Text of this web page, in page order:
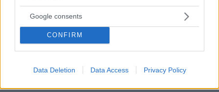
Google consents
CONFIRM
Data Deletion Data Access Privacy Policy
Καρέ-καρέ η ανάλυση του τροχαίου
στις Σέρρες με νεκρούς μητέρα και
γιο: Τι λέει πραγματογνώμονας στο
protothema